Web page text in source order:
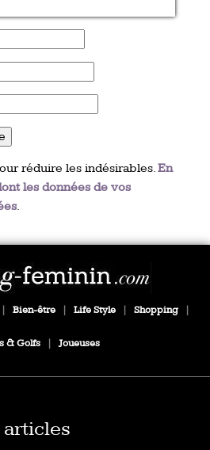
réduire les indésirables.En
les données de vos
.
Bien-être Life Style Shopping
& Golfs Joueuses